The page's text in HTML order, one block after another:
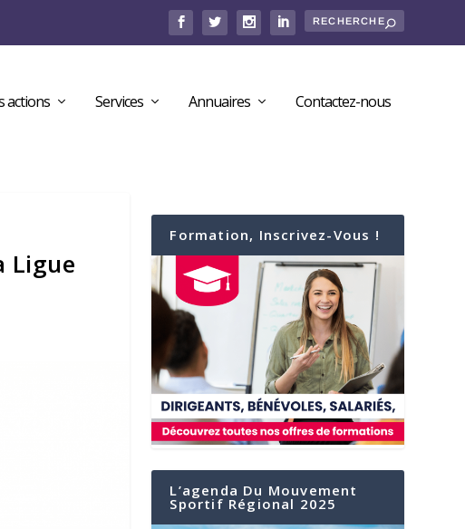
actions Services Annuaires Contactez-nous
Ligue
Formation, Inscrivez-Vous !
L’agenda Du Mouvement
Sportif Régional 2025